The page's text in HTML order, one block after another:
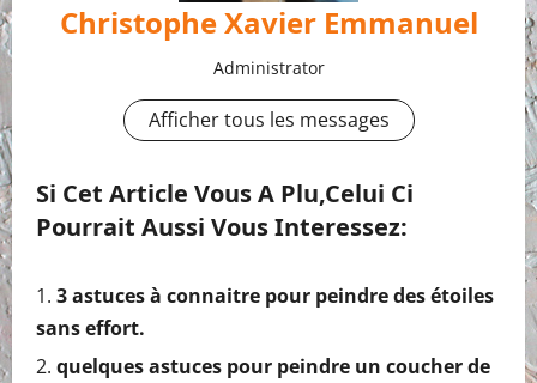
Christophe Xavier Emmanuel
Administrator
Afficher tous les messages
Si Cet Article Vous A Plu,celui Ci
Pourrait Aussi Vous Interessez:
3 astuces à connaitre pour peindre des étoiles
sans effort.
quelques astuces pour peindre un coucher de